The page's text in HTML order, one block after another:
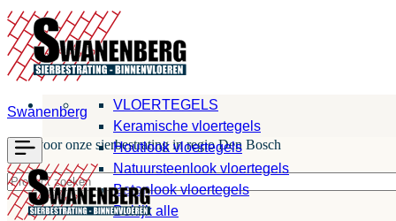
Swanenberg
Kies voor onze sierbestrating in regio Den Bosch
VLOERTEGELS
Keramische vloertegels
Houtlook vloertegels
Natuursteenlook vloertegels
Betonlook vloertegels
Bekijk alle